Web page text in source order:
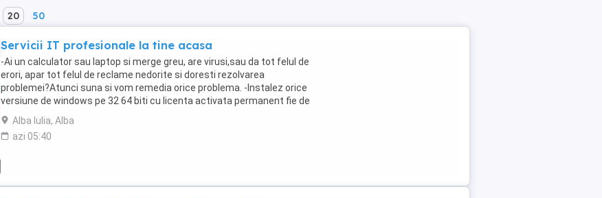
20 50
Servicii IT profesionale la tine acasa
-Ai un calculator sau laptop si merge greu, are virusi,sau da tot felul de
erori, apar tot felul de reclame nedorite si doresti rezolvarea
problemei?Atunci suna si vom remedia orice problema. -Instalez orice
versiune de windows pe 32 64 biti cu licenta activata permanent fie de
pe cd sau fie de pe stick ...
Alba Iulia, Alba
azi 05:40